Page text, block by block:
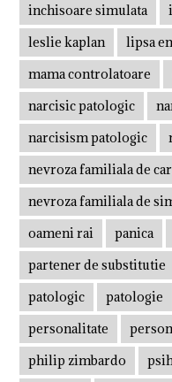
inchisoare simulata
leslie kaplan
lipsa
mama controlatoare
narcisic patologic
narcisism patologic
nevroza familiala de
nevroza familiala de
oameni rai
panica
partener de substitutie
patologic
patologie
personalitate
philip zimbardo